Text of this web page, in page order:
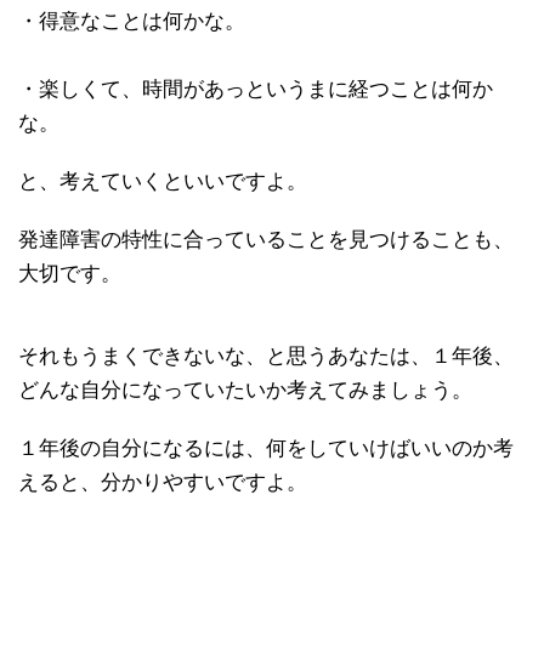
・得意なことは何かな。
・楽しくて、時間があっというまに経つことは何か
な。
と、考えていくといいですよ。
発達障害の特性に合っていることを見つけることも、
大切です。
それもうまくできないな、と思うあなたは、１年後、
どんな自分になっていたいか考えてみましょう。
１年後の自分になるには、何をしていけばいいのか考
えると、分かりやすいですよ。